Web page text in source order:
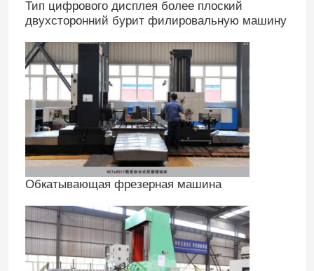
Путешествие фабрики
Проверка качества
Свяжитесь мы
Спросите цитату
Машина крана подъема
Машина надземного крана
Тип цифрового дисплея более плоский
двухсторонний бурит филировальную машину
Обкатывающая фрезерная машина